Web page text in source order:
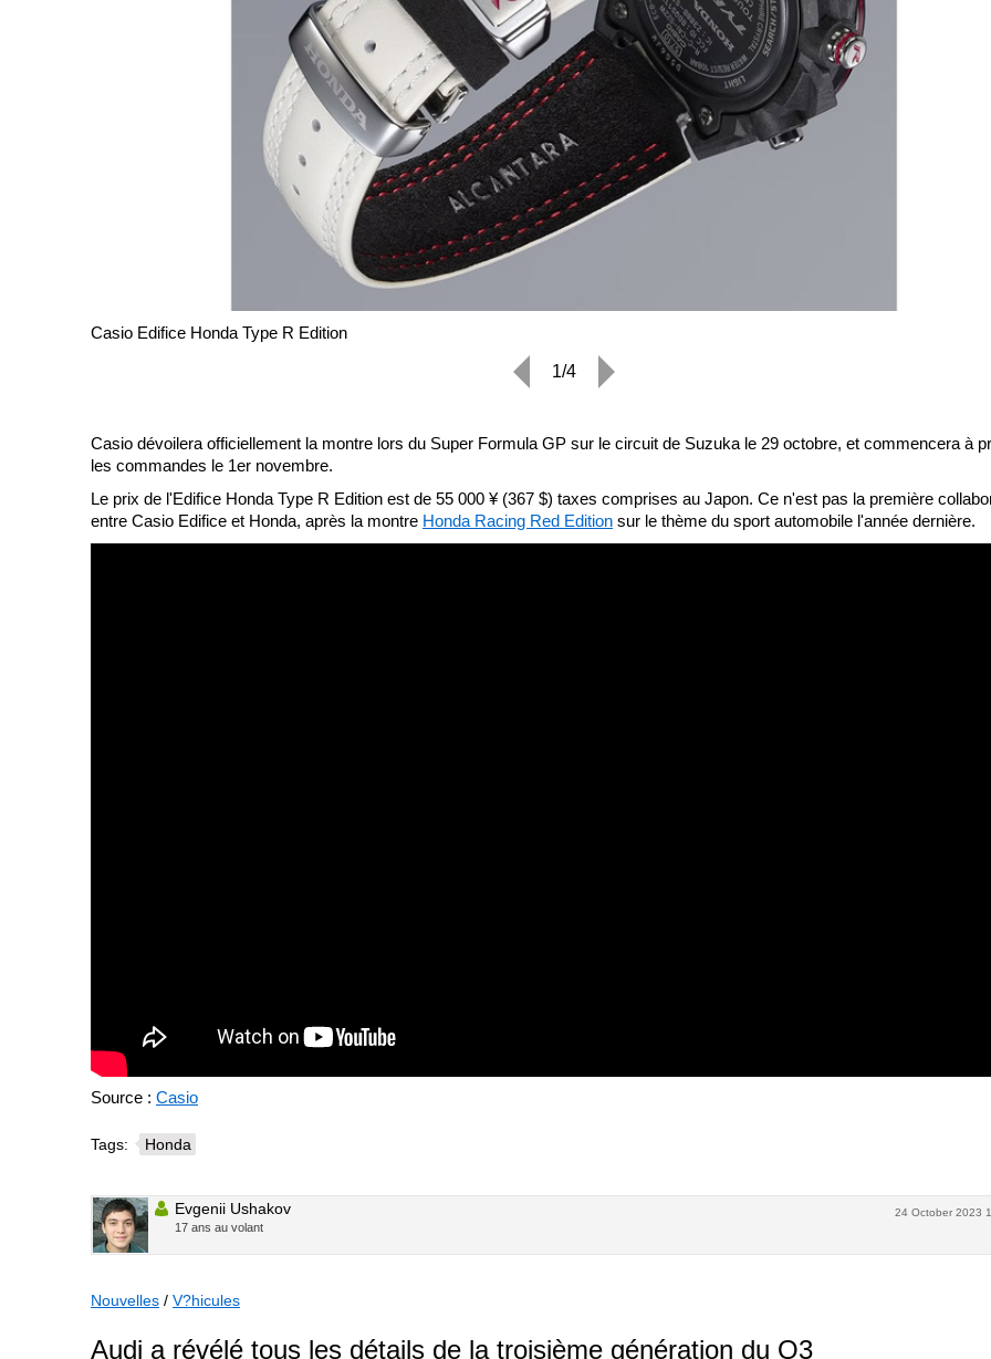
Casio Edifice Honda Type R Edition
1/4
Casio dévoilera officiellement la montre lors du Super Formula GP sur le circuit de Suzuka le 29 octobre, et commencera à
les commandes le 1er novembre.
Le prix de l'Edifice Honda Type R Edition est de 55 000 ¥ (367 $) taxes comprises au Japon. Ce n'est pas la première
entre Casio Edifice et Honda, après la montre Honda Racing Red Edition sur le thème du sport automobile l'année dernière.
Source : Casio
Tags: Honda
24 October 2023
Evgenii Ushakov
17 ans au volant
Nouvelles / V?hicules
Audi a révélé tous les détails de la troisième génération du Q3